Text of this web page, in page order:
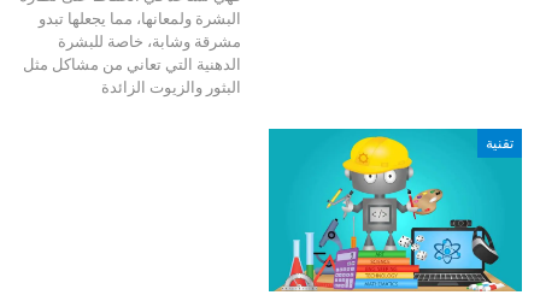
البشرة ولمعانها، مما يجعلها تبدو
مشرقة وشابة، خاصة للبشرة
الدهنية التي تعاني من مشاكل مثل
البثور والزيوت الزائدة
تقنية